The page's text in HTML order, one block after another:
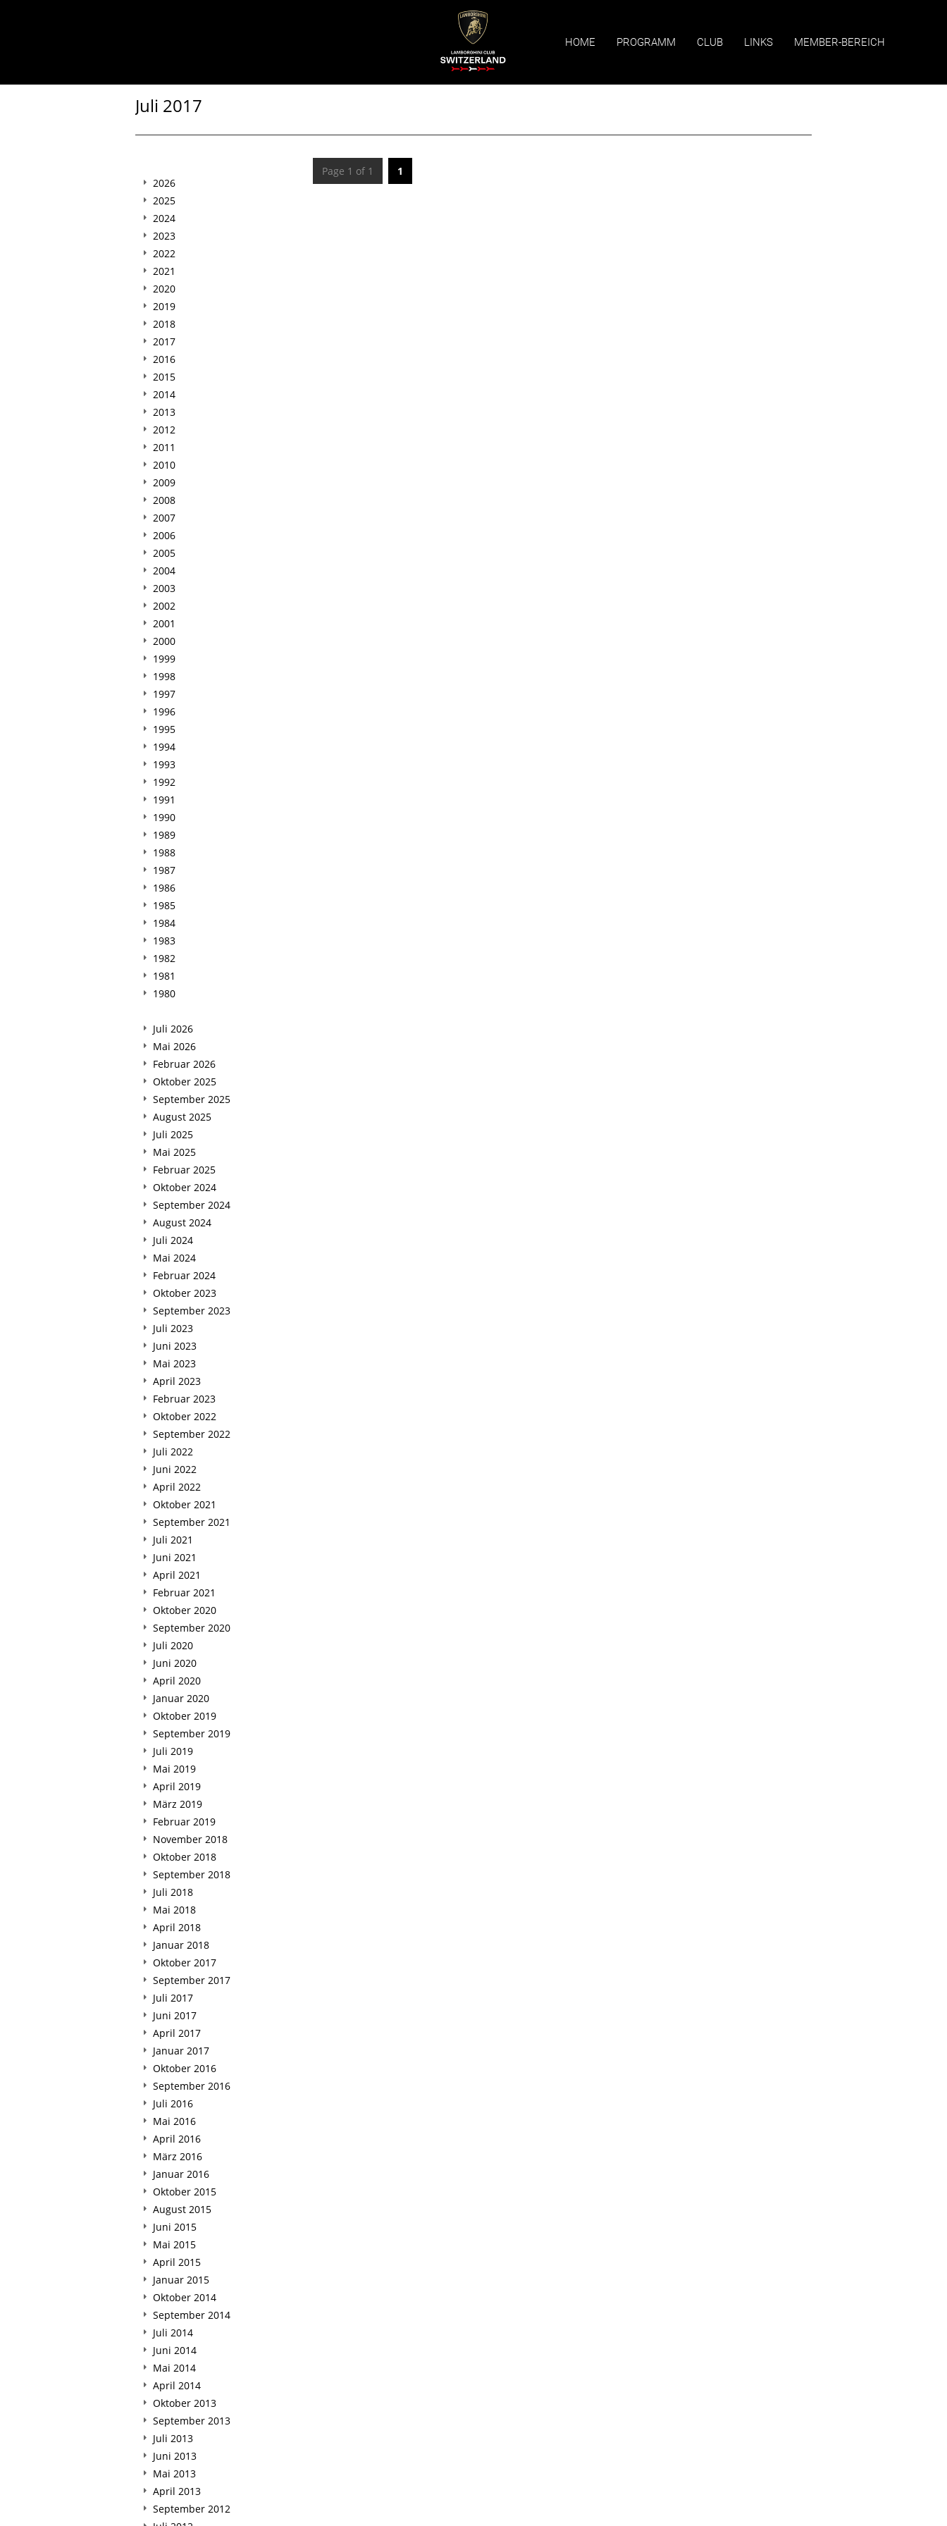
HOME PROGRAMM CLUB LINKS MEMBER-BEREICH
Juli 2017
Page 1 of 1
1
2026
2025
2024
2023
2022
2021
2020
2019
2018
2017
2016
2015
2014
2013
2012
2011
2010
2009
2008
2007
2006
2005
2004
2003
2002
2001
2000
1999
1998
1997
1996
1995
1994
1993
1992
1991
1990
1989
1988
1987
1986
1985
1984
1983
1982
1981
1980
Juli 2026
Mai 2026
Februar 2026
Oktober 2025
September 2025
August 2025
Juli 2025
Mai 2025
Februar 2025
Oktober 2024
September 2024
August 2024
Juli 2024
Mai 2024
Februar 2024
Oktober 2023
September 2023
Juli 2023
Juni 2023
Mai 2023
April 2023
Februar 2023
Oktober 2022
September 2022
Juli 2022
Juni 2022
April 2022
Oktober 2021
September 2021
Juli 2021
Juni 2021
April 2021
Februar 2021
Oktober 2020
September 2020
Juli 2020
Juni 2020
April 2020
Januar 2020
Oktober 2019
September 2019
Juli 2019
Mai 2019
April 2019
März 2019
Februar 2019
November 2018
Oktober 2018
September 2018
Juli 2018
Mai 2018
April 2018
Januar 2018
Oktober 2017
September 2017
Juli 2017
Juni 2017
April 2017
Januar 2017
Oktober 2016
September 2016
Juli 2016
Mai 2016
April 2016
März 2016
Januar 2016
Oktober 2015
August 2015
Juni 2015
Mai 2015
April 2015
Januar 2015
Oktober 2014
September 2014
Juli 2014
Juni 2014
Mai 2014
April 2014
Oktober 2013
September 2013
Juli 2013
Juni 2013
Mai 2013
April 2013
September 2012